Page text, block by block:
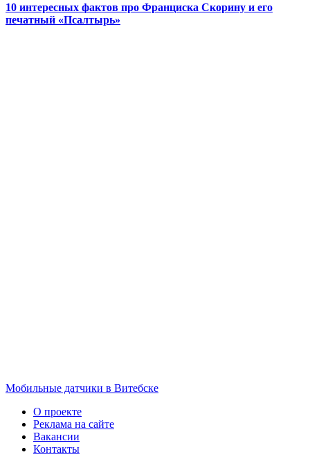
10 интересных фактов про Франциска Скорину и его
печатный «Псалтырь»
Мобильные датчики в Витебске
О проекте
Реклама на сайте
Вакансии
Контакты